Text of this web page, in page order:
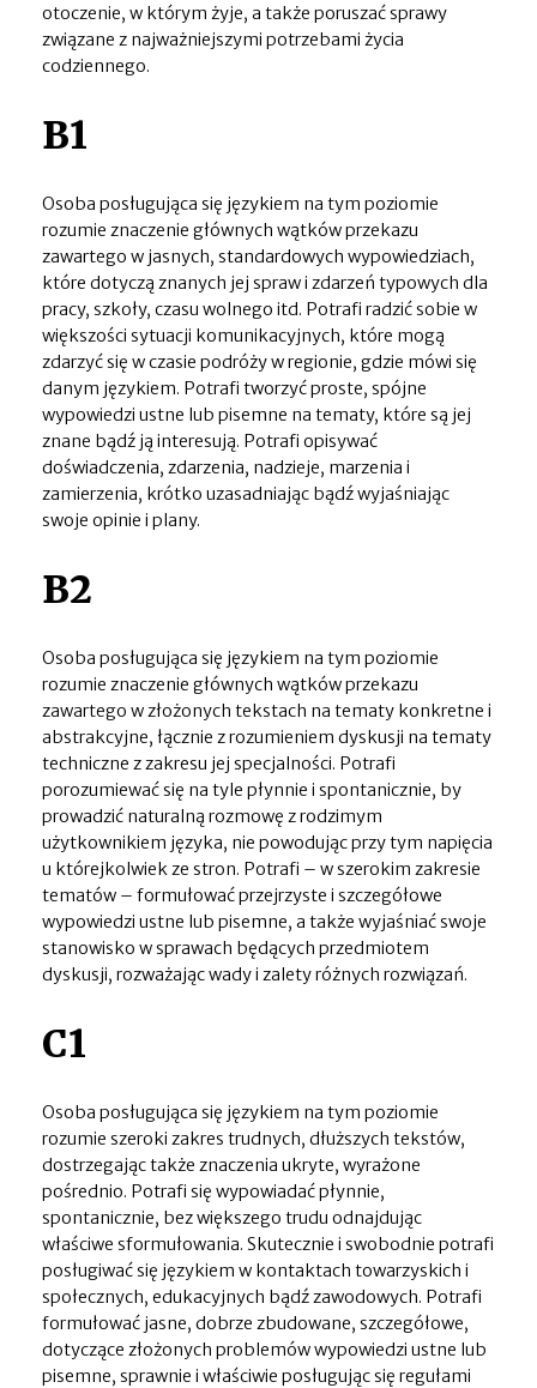
otoczenie, w którym żyje, a także poruszać sprawy
związane z najważniejszymi potrzebami życia
codziennego.
B1
Osoba posługująca się językiem na tym poziomie
rozumie znaczenie głównych wątków przekazu
zawartego w jasnych, standardowych wypowiedziach,
które dotyczą znanych jej spraw i zdarzeń typowych dla
pracy, szkoły, czasu wolnego itd. Potrafi radzić sobie w
większości sytuacji komunikacyjnych, które mogą
zdarzyć się w czasie podróży w regionie, gdzie mówi się
danym językiem. Potrafi tworzyć proste, spójne
wypowiedzi ustne lub pisemne na tematy, które są jej
znane bądź ją interesują. Potrafi opisywać
doświadczenia, zdarzenia, nadzieje, marzenia i
zamierzenia, krótko uzasadniając bądź wyjaśniając
swoje opinie i plany.
B2
Osoba posługująca się językiem na tym poziomie
rozumie znaczenie głównych wątków przekazu
zawartego w złożonych tekstach na tematy konkretne i
abstrakcyjne, łącznie z rozumieniem dyskusji na tematy
techniczne z zakresu jej specjalności. Potrafi
porozumiewać się na tyle płynnie i spontanicznie, by
prowadzić naturalną rozmowę z rodzimym
użytkownikiem języka, nie powodując przy tym napięcia
u którejkolwiek ze stron. Potrafi – w szerokim zakresie
tematów – formułować przejrzyste i szczegółowe
wypowiedzi ustne lub pisemne, a także wyjaśniać swoje
stanowisko w sprawach będących przedmiotem
dyskusji, rozważając wady i zalety różnych rozwiązań.
C1
Osoba posługująca się językiem na tym poziomie
rozumie szeroki zakres trudnych, dłuższych tekstów,
dostrzegając także znaczenia ukryte, wyrażone
pośrednio. Potrafi się wypowiadać płynnie,
spontanicznie, bez większego trudu odnajdując
właściwe sformułowania. Skutecznie i swobodnie potrafi
posługiwać się językiem w kontaktach towarzyskich i
społecznych, edukacyjnych bądź zawodowych. Potrafi
formułować jasne, dobrze zbudowane, szczegółowe,
dotyczące złożonych problemów wypowiedzi ustne lub
pisemne, sprawnie i właściwie posługując się regułami